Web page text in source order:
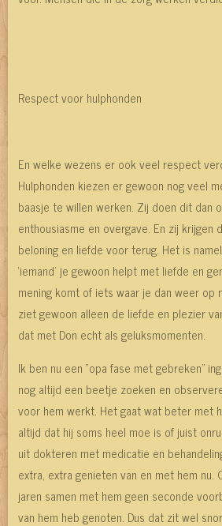
Respect voor hulphonden
En welke wezens er ook veel respect
Hulphonden kiezen er gewoon nog veel
baasje te willen werken. Zij doen dit dan
enthousiasme en overgave. En zij krijgen
beloning en liefde voor terug. Het is
‘iemand’ je gewoon helpt met liefde en
mening komt of iets waar je dan weer op
ziet gewoon alleen de liefde en plezier
dat met Don echt als geluksmomenten.
Ik ben nu een “opa fase met gebreken”
nog altijd een beetje zoeken en
voor hem werkt. Het gaat wat beter met
altijd dat hij soms heel moe is of juist
uit dokteren met medicatie en
extra, extra genieten van en met hem nu.
jaren samen met hem geen seconde
van hem heb genoten. Dus dat zit wel